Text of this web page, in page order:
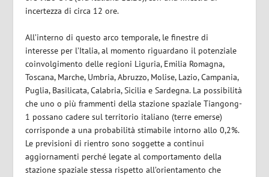
incertezza di circa 12 ore.
All’interno di questo arco temporale, le finestre di
interesse per l’Italia, al momento riguardano il potenziale
coinvolgimento delle regioni Liguria, Emilia Romagna,
Toscana, Marche, Umbria, Abruzzo, Molise, Lazio, Campania,
Puglia, Basilicata, Calabria, Sicilia e Sardegna. La possibilità
che uno o più frammenti della stazione spaziale Tiangong-
1 possano cadere sul territorio italiano (terre emerse)
corrisponde a una probabilità stimabile intorno allo 0,2%.
Le previsioni di rientro sono soggette a continui
aggiornamenti perché legate al comportamento della
stazione spaziale stessa rispetto all’orientamento che